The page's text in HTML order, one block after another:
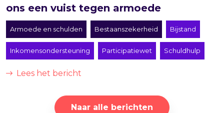
ons een vuist tegen armoede
Armoede en schulden Bestaanszekerheid Bijstand
Inkomensondersteuning Participatiewet Schuldhulp
Lees het bericht
Naar alle berichten